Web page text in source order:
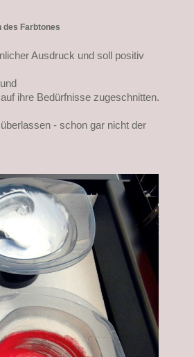
des Farbtones
Ausdruck und soll positiv
ihre Bedürfnisse zugeschnitten.
- schon gar nicht der